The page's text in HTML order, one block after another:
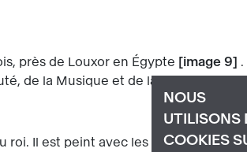
NOUS
UTILISONS
COOKIES
près de Louxor en Égypte image 9
.
de la Musique et de la Joie.
roi. Il est peint avec les couleurs